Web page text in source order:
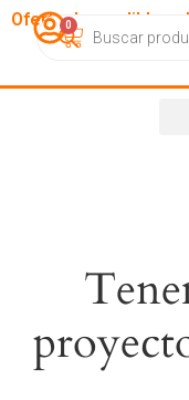
OfertasImperdibles.cl
Catálogo
0